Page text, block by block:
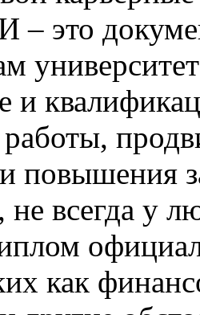
это
и
повышения
всегда у
как